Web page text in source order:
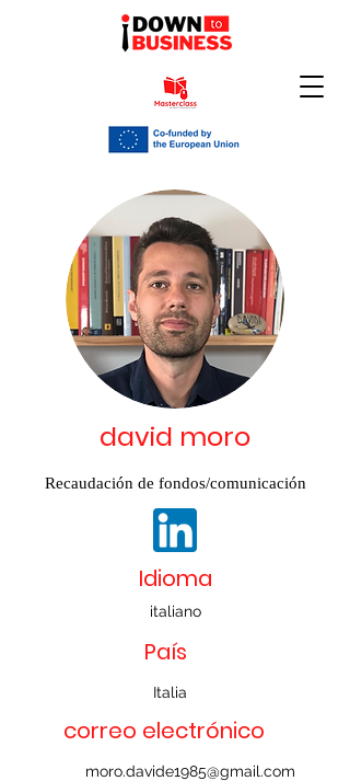
david moro
Recaudación de fondos/comunicación
Idioma
italiano
País
Italia
correo electrónico
moro.davide1985@gmail.com